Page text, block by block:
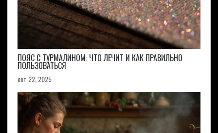
ПОЯС С ТУРМАЛИНОМ: ЧТО ЛЕЧИТ И КАК ПРАВИЛЬНО
ПОЛЬЗОВАТЬСЯ
окт 22, 2025